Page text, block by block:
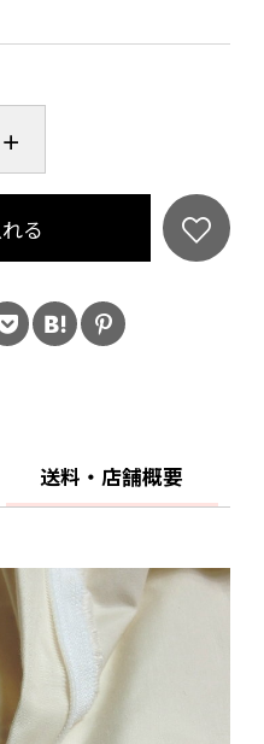
10回の洗濯でも大丈
段です。
な【全開ファスナー
てお仕立ていたしま
ご返品・交換のとき
ポス便）で送料無料
となる商品です。複
荷物サイズによって
る
送料・店舗概要